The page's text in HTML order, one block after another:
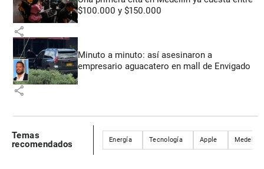
$100.000 y $150.000
share
Minuto a minuto: así asesinaron a
empresario aguacatero en mall de Envigado
share
Temas
recomendados
Energía Tecnología Apple Medellín